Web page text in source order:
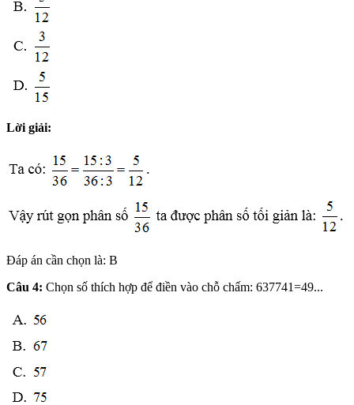
Lời giải:
Đáp án cần chọn là: B
Câu 4: Chọn số thích hợp để điền vào chỗ chấm: 637741=49...